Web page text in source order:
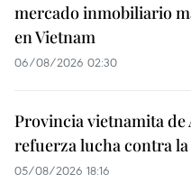
mercado inmobiliario
en Vietnam
06/08/2026 02:30
Provincia vietnamita de
refuerza lucha contra la
05/08/2026 18:16